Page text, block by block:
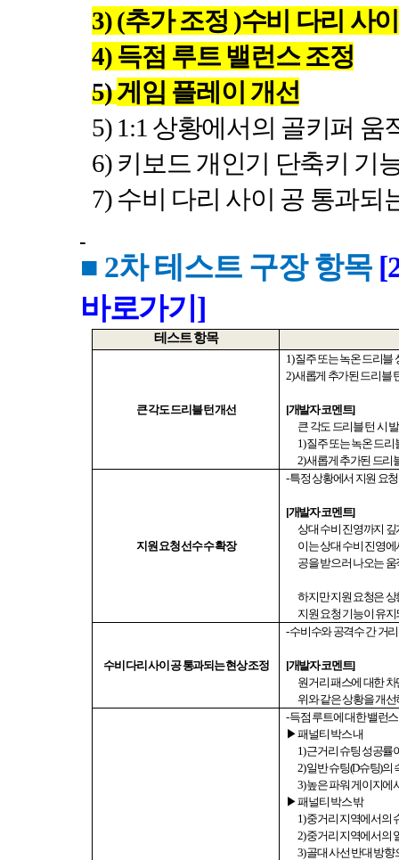
3) (추가 조정 )수비 다리 사
4) 득점 루트 밸런스 조정
5)게임 플레이 개선
5) 1:1 상황에서의 골키퍼 움
6) 키보드 개인기 단축키 기
7) 수비 다리 사이 공 통과되
■ 2차 테스트 구장 항목
바로가기]
테스트 항목
큰 각도 드리블 턴 개선
1)질주 또는 녹온 드리블
2)새롭게 추가된 드리블
[개발자 코멘트]
큰 각도 드리블 턴 시
1)질주 또는 녹온 드리
2)새롭게 추가된 드리
지원 요청 선수 수 확장
-특정 상황에서 지원 요
[개발자 코멘트]
상대 수비 진영까지
이는 상대 수비 진영
공을 받으러 나오는
하지만 지원 요청은
지원 요청 기능이 유
수비 다리 사이 공 통과되는 현상 조정
-수비수와 공격수 간 거
[개발자 코멘트]
원거리 패스에 대한
위와 같은 상황을 개
-득점 루트에 대한 밸런
▶ 패널티 박스 내
1)근거리 슈팅 성공률
2)일반 슈팅(D슈팅)의
3)높은 파워 게이지에
▶ 패널티 박스 밖
1)중거리 지역에서의
2)중거리 지역에서의
3)골대 사선 반대 방